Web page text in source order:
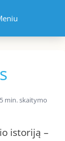
5 min. skaitymo
istoriją –